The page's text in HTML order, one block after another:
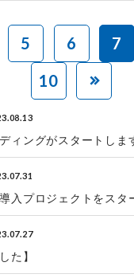
5 6 7
10
ィングがスタートしま
入プロジェクトをスタ
た】